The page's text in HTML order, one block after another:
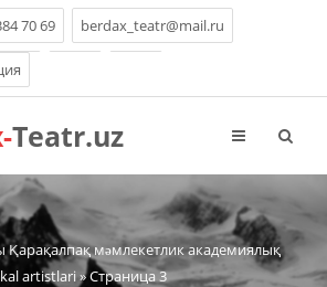
70 69 berdax_teatr@mail.ru
Teatr.uz
Қарақалпақ мəмлекетлик академиялық
artistlari» Страница 3